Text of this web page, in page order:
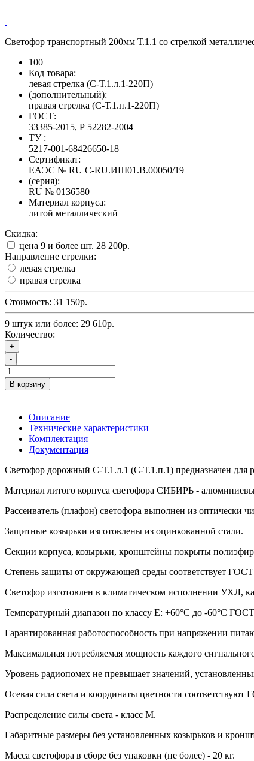
Светофор транспортный 200мм Т.1.1 со стрелкой
100
Код товара:
левая стрелка (С-Т.1.л.1-220П)
(дополнительный):
правая стрелка (С-Т.1.п.1-220П)
ГОСТ:
33385-2015, Р 52282-2004
ТУ :
5217-001-68426650-18
Сертификат:
ЕАЭС № RU С-RU.ИШ01.В.00050/19
(серия):
RU № 0136580
Материал корпуса:
литой металлический
Скидка:
цена 9 и более шт. 28 200р.
Направление стрелки:
левая стрелка
правая стрелка
Стоимость: 31 150р.
9 штук или более: 29 610р.
Количество:
+
-
В корзину
Описание
Технические характеристики
Комплектация
Документация
Светофор дорожный С-Т.1.л.1 (С-Т.1.п.1) предназначен для
Материал литого корпуса светофора СИБИРЬ -
Рассеиватель (плафон) светофора выполнен из оптически
Защитные козырьки изготовлены из оцинкованной стали.
Секции корпуса, козырьки, кронштейны покрыты
Степень защиты от окружающей среды соответствует
Светофор изготовлен в климатическом исполнении УХЛ,
Температурный диапазон по классу Е: +60°С до -60°С
Гарантированная работоспособность при напряжении
Максимальная потребляемая мощность каждого
Уровень радиопомех не превышает значений,
Осевая сила света и координаты цветности соответствуют
Распределение силы света - класс М.
Габаритные размеры без установленных козырьков и
Масса светофора в сборе без упаковки (не более) - 20 кг.